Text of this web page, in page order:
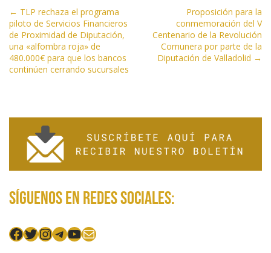
k p
N
a
v
e
g
i
d
e
e
t
← TLP rechaza el programa
piloto de Servicios Financieros
de Proximidad de Diputación,
una «alfombra roja» de
480.000€ para que los bancos
continúen cerrando sucursales
Proposición para la
conmemoración del V
Centenario de la Revolución
Comunera por parte de la
Diputación de Valladolid →
Síguenos en redes sociales:
Facebook
Twitter
Instagram
Telegram
YouTube
Mail